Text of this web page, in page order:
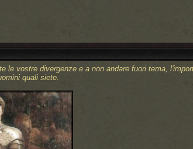
le vostre divergenze e a non andare fuori tema,
quali siete.